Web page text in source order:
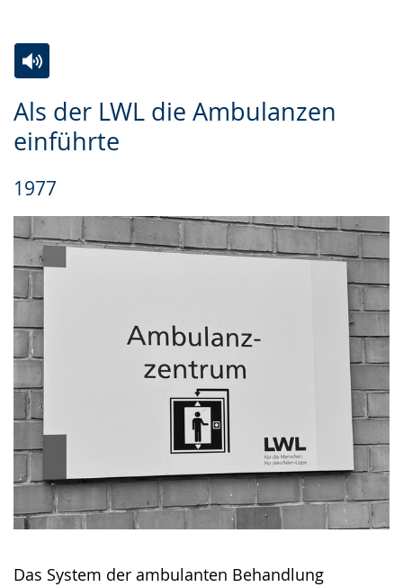
Als der LWL die Ambulanzen
einführte
1977
Das System der ambulanten Behandlung
Leichten
Sprache
Audio-
Unterstützung.
Video
in
Gebärdensprache
wird
angezeigt.